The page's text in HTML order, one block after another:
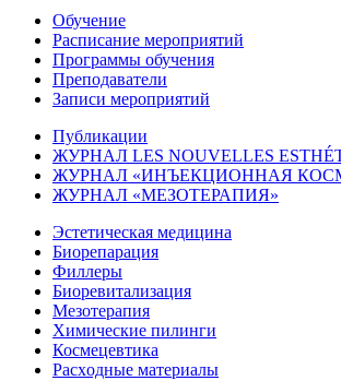
Обучение
Расписание мероприятий
Программы обучения
Преподаватели
Записи мероприятий
Публикации
ЖУРНАЛ LES NOUVELLES
ЖУРНАЛ «ИНЪЕКЦИОННАЯ
ЖУРНАЛ «МЕЗОТЕРАПИЯ»
Эстетическая медицина
Биорепарация
Филлеры
Биоревитализация
Мезотерапия
Химические пилинги
Космецевтика
Расходные материалы